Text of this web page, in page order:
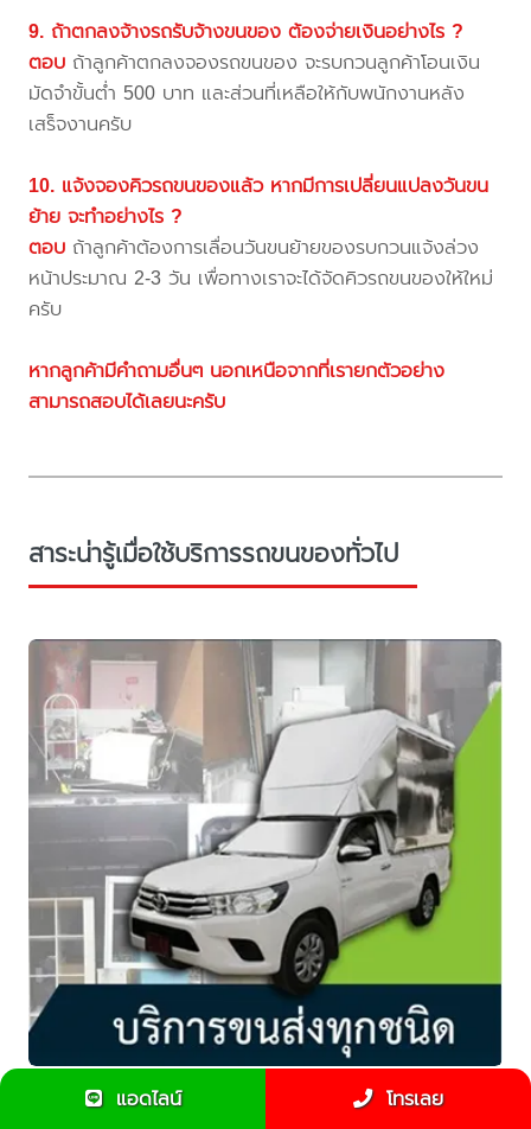
9. ถ้าตกลงจ้างรถรับจ้างขนของ ต้องจ่ายเงินอย่างไร ?
ตอบ ถ้าลูกค้าตกลงจองรถขนของ จะรบกวนลูกค้าโอนเงิน
มัดจำขั้นต่ำ 500 บาท และส่วนที่เหลือให้กับพนักงานหลัง
เสร็จงานครับ
10. แจ้งจองคิวรถขนของแล้ว หากมีการเปลี่ยนแปลงวันขน
ย้าย จะทำอย่างไร ?
ตอบ ถ้าลูกค้าต้องการเลื่อนวันขนย้ายของรบกวนแจ้งล่วง
หน้าประมาณ 2-3 วัน เพื่อทางเราจะได้จัดคิวรถขนของให้ใหม่
ครับ
หากลูกค้ามีคำถามอื่นๆ นอกเหนือจากที่เรายกตัวอย่าง
สามารถสอบได้เลยนะครับ
สาระน่ารู้เมื่อใช้บริการรถขนของทั่วไป
ขนของกลับต่างจังหวัดใช้รถรับจ้างหรือขนส่งสิบล้ออะไรดี
แอดไลน์ โทรเลย